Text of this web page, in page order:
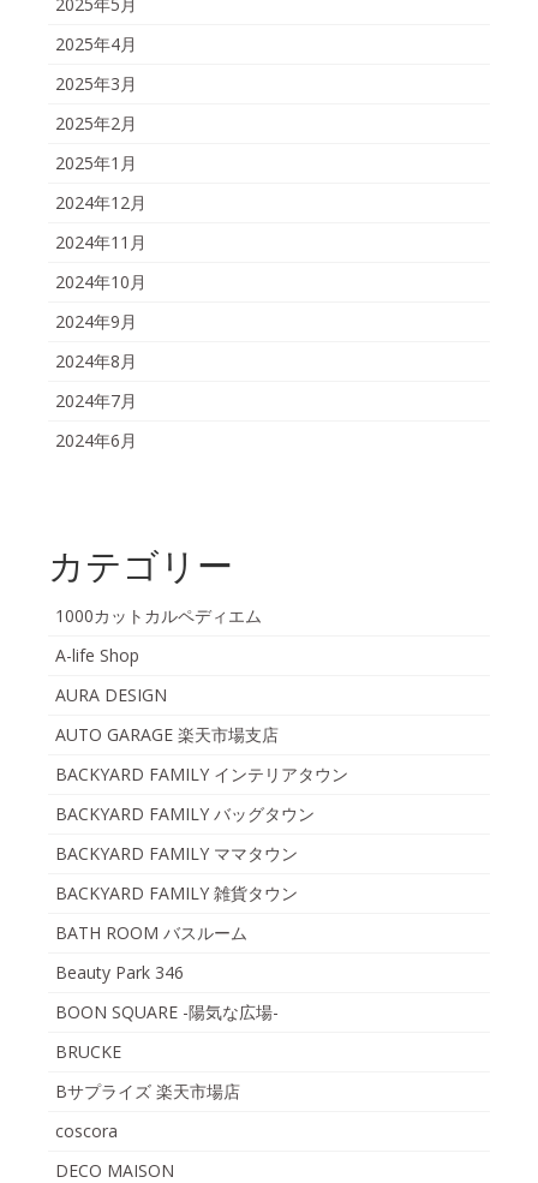
2025年4月
2025年3月
2025年2月
2025年1月
2024年12月
2024年11月
2024年10月
2024年9月
2024年8月
2024年7月
2024年6月
カテゴリー
1000カットカルペディエム
A-life Shop
AURA DESIGN
AUTO GARAGE 楽天市場支店
BACKYARD FAMILY インテリアタウン
BACKYARD FAMILY バッグタウン
BACKYARD FAMILY ママタウン
BACKYARD FAMILY 雑貨タウン
BATH ROOM バスルーム
Beauty Park 346
BOON SQUARE -陽気な広場-
BRUCKE
Bサプライズ 楽天市場店
coscora
DECO MAISON